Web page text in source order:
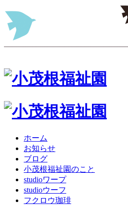
ホーム
お知らせ
ブログ
小茂根福祉園のこと
studioワープ
studioウーフ
フクロウ珈琲